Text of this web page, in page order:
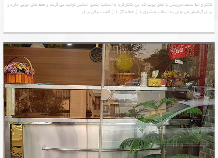
کانتر و خط سلف سرویس با نمای چوب که این کانترگرم با اسکلت بندی استیل تولید می گردد و فقط نمای چوبی دارد و
برای گرمایش می توان به انتخاب مشتری یا از شعله گاز یا از المنت برقی برای